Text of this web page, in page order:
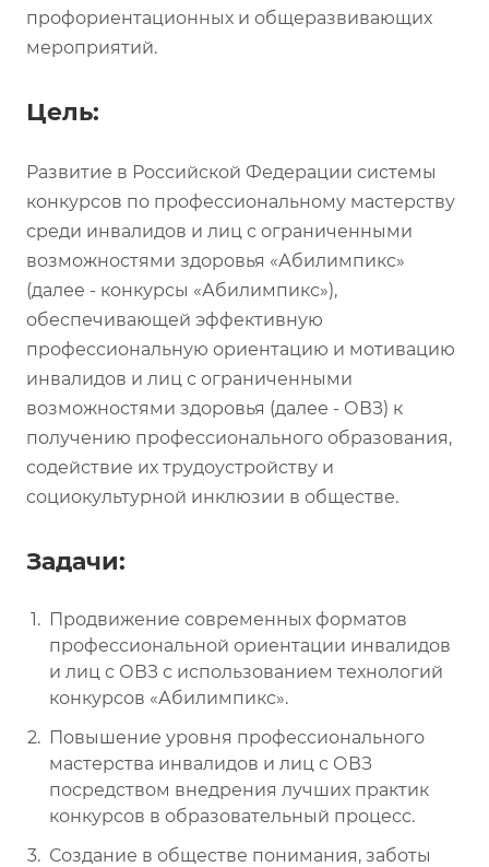
профориентационных и общеразвивающих
мероприятий.
Цель:
Развитие в Российской Федерации системы
конкурсов по профессиональному мастерству
среди инвалидов и лиц с ограниченными
возможностями здоровья «Абилимпикс»
(далее - конкурсы «Абилимпикс»),
обеспечивающей эффективную
профессиональную ориентацию и мотивацию
инвалидов и лиц с ограниченными
возможностями здоровья (далее - ОВЗ) к
получению профессионального образования,
содействие их трудоустройству и
социокультурной инклюзии в обществе.
Задачи:
Продвижение современных форматов
профессиональной ориентации инвалидов
и лиц с ОВЗ с использованием технологий
конкурсов «Абилимпикс».
Повышение уровня профессионального
мастерства инвалидов и лиц с ОВЗ
посредством внедрения лучших практик
конкурсов в образовательный процесс.
Создание в обществе понимания, заботы